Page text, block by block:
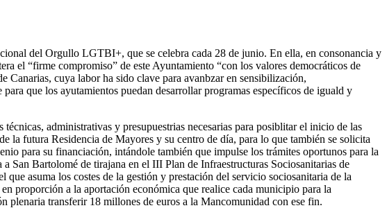
del Orgullo LGTBI+, que se celebra cada 28 de junio. En ella, en consonancia y
el “firme compromiso” de este Ayuntamiento “con los valores democráticos de
cuya labor ha sido clave para avanbzar en sensibilización,
que los ayutamientos puedan desarrollar programas específicos de iguald y
administrativas y presupuestrias necesarias para posiblitar el inicio de las
la futura Residencia de Mayores y su centro de día, para lo que también se solicita
para su financiación, intándole también que impulse los trámites oportunos para la
San Bartolomé de tirajana en el III Plan de Infraestructuras Sociosanitarias de
asuma los costes de la gestión y prestación del servicio sociosanitaria de la
proporción a la aportación económica que realice cada municipio para la
plenaria transferir 18 millones de euros a la Mancomunidad con ese fin.